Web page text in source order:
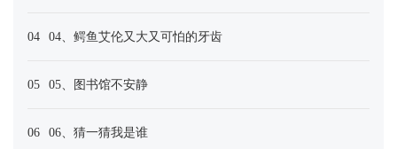
04 04、鳄鱼艾伦又大又可怕的牙齿
05 05、图书馆不安静
06 06、猜一猜我是谁